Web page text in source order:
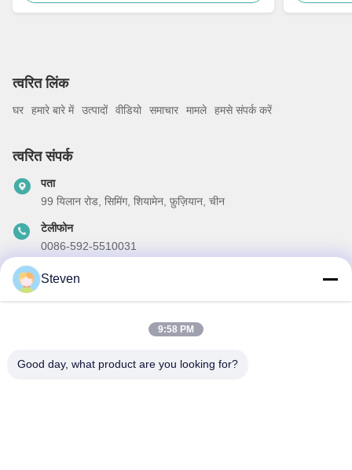
त्वरित लिंक
घर हमारे बारे में उत्पादों वीडियो समाचार मामले हमसे संपर्क करें
त्वरित संपर्क
पता
99 यिलान रोड, सिमिंग, शियामेन, फ़ुज़ियान, चीन
टेलीफोन
0086-592-5510031
ईमेल
हमारा समाचार पत्र
Steven
9:58 PM
Good day, what product are you looking for?